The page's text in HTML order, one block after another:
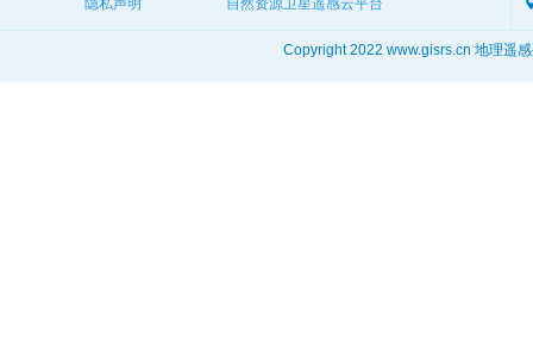
Copyright 2022 www.gisrs.cn 地理遥